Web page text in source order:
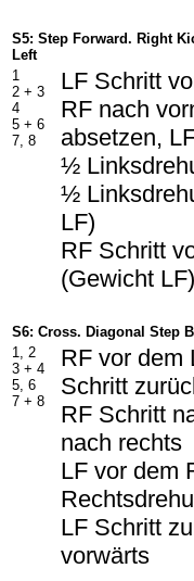
S5: Step Forward. Right
Left
1
2 + 3
4
5 + 6
7, 8
LF Schritt
RF nach
absetzen,
½
½
LF)
RF Schritt
(Gewicht
S6: Cross. Diagonal Step
1, 2
3 + 4
5, 6
7 + 8
RF vor dem
Schritt
RF Schritt
nach rechts
LF vor dem
LF Schritt
vorwärts